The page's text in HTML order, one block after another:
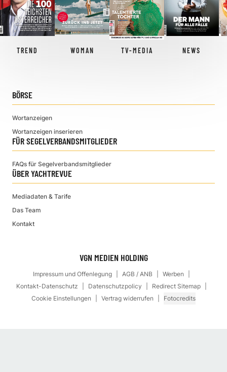
TREND WOMAN TV-MEDIA NEWS
BÖRSE
Wortanzeigen
Wortanzeigen inserieren
FÜR SEGELVERBANDSMITGLIEDER
FAQs für Segelverbandsmitglieder
ÜBER YACHTREVUE
Mediadaten & Tarife
Das Team
Kontakt
VGN MEDIEN HOLDING
Impressum und Offenlegung AGB / ANB
Werben
Kontakt-Datenschutz
Datenschutzpolicy
Redirect Sitemap
Cookie Einstellungen
Vertrag widerrufen Fotocredits